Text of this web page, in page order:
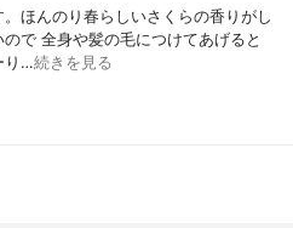
ほんのり春らしいさくらの香りがし
で 全身や髪の毛につけてあげると
り…続きを見る